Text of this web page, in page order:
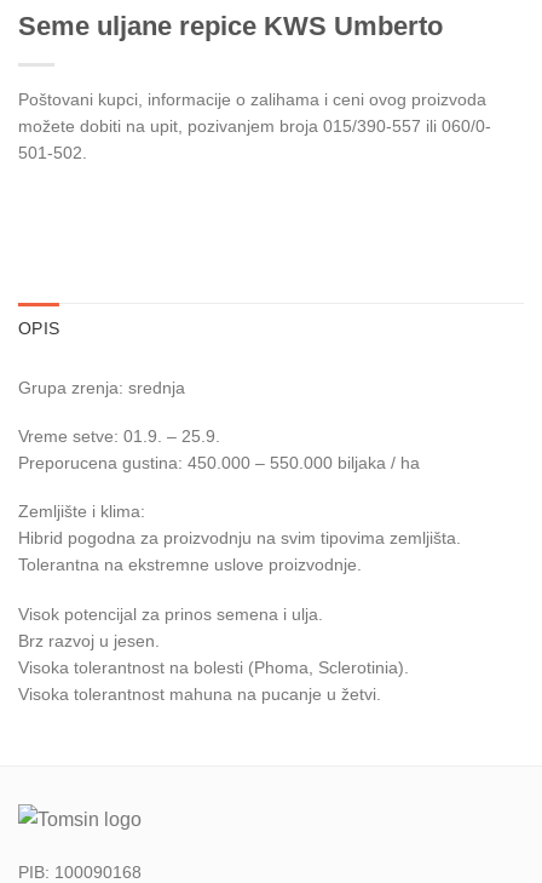
Seme uljane repice KWS Umberto
Poštovani kupci, informacije o zalihama i ceni ovog proizvoda
možete dobiti na upit, pozivanjem broja 015/390-557 ili 060/0-
501-502.
OPIS
Grupa zrenja: srednja
Vreme setve: 01.9. – 25.9.
Preporucena gustina: 450.000 – 550.000 biljaka / ha
Zemljište i klima:
Hibrid pogodna za proizvodnju na svim tipovima zemljišta.
Tolerantna na ekstremne uslove proizvodnje.
Visok potencijal za prinos semena i ulja.
Brz razvoj u jesen.
Visoka tolerantnost na bolesti (Phoma, Sclerotinia).
Visoka tolerantnost mahuna na pucanje u žetvi.
PIB: 100090168